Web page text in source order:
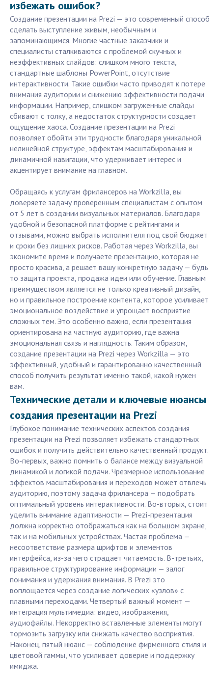
избежать ошибок?
Создание презентации на Prezi — это современный способ
сделать выступление живым, необычным и
запоминающимся. Многие частные заказчики и
специалисты сталкиваются с проблемой скучных и
неэффективных слайдов: слишком много текста,
стандартные шаблоны PowerPoint, отсутствие
интерактивности. Такие ошибки часто приводят к потере
внимания аудитории и снижению эффективности подачи
информации. Например, слишком загруженные слайды
сбивают с толку, а недостаток структурности создает
ощущение хаоса. Создание презентации на Prezi
позволяет обойти эти трудности благодаря уникальной
нелинейной структуре, эффектам масштабирования и
динамичной навигации, что удерживает интерес и
акцентирует внимание на главном.
Обращаясь к услугам фрилансеров на Workzilla, вы
доверяете задачу проверенным специалистам с опытом
от 5 лет в создании визуальных материалов. Благодаря
удобной и безопасной платформе с рейтингами и
отзывами, можно выбрать исполнителя под свой бюджет
и сроки без лишних рисков. Работая через Workzilla, вы
экономите время и получаете презентацию, которая не
просто красива, а решает вашу конкретную задачу — будь
то защита проекта, продажа идеи или обучение. Главным
преимуществом является не только креативный дизайн,
но и правильное построение контента, которое усиливает
эмоциональное воздействие и упрощает восприятие
сложных тем. Это особенно важно, если презентация
ориентирована на частную аудиторию, где важна
эмоциональная связь и наглядность. Таким образом,
создание презентации на Prezi через Workzilla — это
эффективный, удобный и гарантированно качественный
способ получить результат именно такой, какой нужен
вам.
Технические детали и ключевые нюансы
создания презентации на Prezi
Глубокое понимание технических аспектов создания
презентации на Prezi позволяет избежать стандартных
ошибок и получить действительно качественный продукт.
Во-первых, важно помнить о балансе между визуальной
динамикой и логикой подачи. Чрезмерное использование
эффектов масштабирования и переходов может отвлечь
аудиторию, поэтому задача фрилансера — подобрать
оптимальный уровень интерактивности. Во-вторых, стоит
уделить внимание адаптивности — Prezi-презентация
должна корректно отображаться как на большом экране,
так и на мобильных устройствах. Частая проблема —
несоответствие размера шрифтов и элементов
интерфейса, из-за чего страдает читаемость. В-третьих,
правильное структурирование информации — залог
понимания и удержания внимания. В Prezi это
воплощается через создание логических «узлов» с
плавными переходами. Четвертый важный момент —
интеграция мультимедиа: видео, изображения,
аудиофайлы. Некорректно вставленные элементы могут
тормозить загрузку или снижать качество восприятия.
Наконец, пятый нюанс — соблюдение фирменного стиля и
цветовой гаммы, что усиливает доверие и поддержку
имиджа.